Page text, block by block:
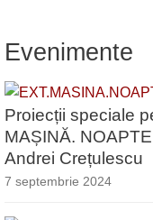
Evenimente
Proiecții speciale
MAȘINĂ.
Andrei Crețulescu
7 septembrie 2024